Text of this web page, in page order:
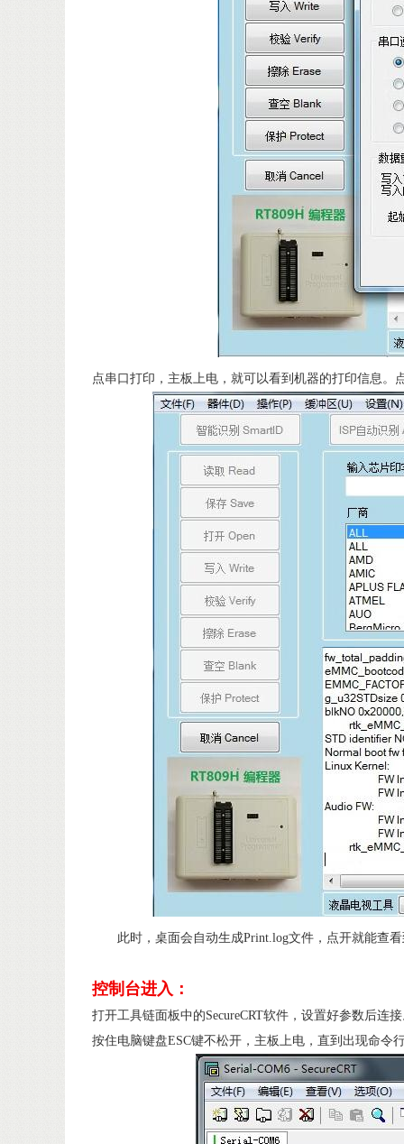
点串口打印，主板上电，就可以看到机器的打印信息。
此时，桌面会自动生成Print.log文件，点开就能查
控制台进入：
打开工具链面板中的SecureCRT软件，设置好参数后连
按住电脑键盘ESC键不松开，主板上电，直到出现命令